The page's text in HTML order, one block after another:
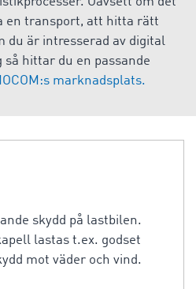
en transport, att hitta rätt
du är intresserad av digital
hittar du en passande
marknadsplats.
skydd på lastbilen.
lastas t.ex. godset
mot väder och vind.